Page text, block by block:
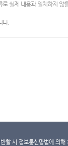
실제 내용과 일치하지
다.
할 시 정보통신망법에 의